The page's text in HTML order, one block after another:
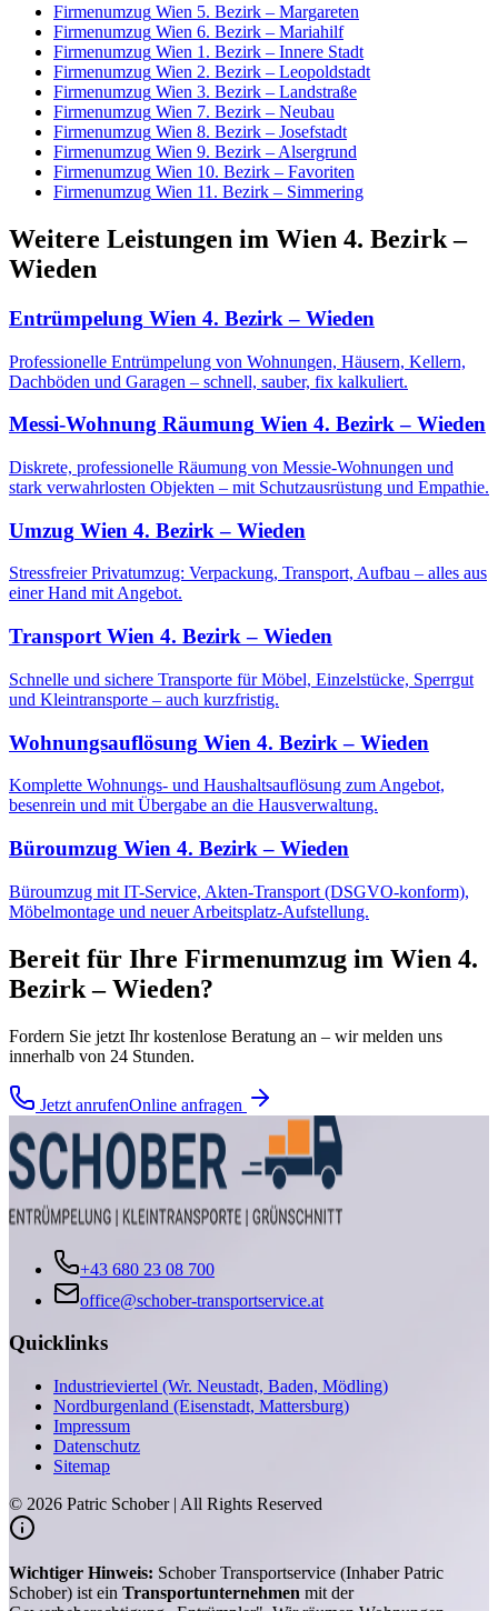
Firmenumzug Wien 5. Bezirk – Margareten
Firmenumzug Wien 6. Bezirk – Mariahilf
Firmenumzug Wien 1. Bezirk – Innere Stadt
Firmenumzug Wien 2. Bezirk – Leopoldstadt
Firmenumzug Wien 3. Bezirk – Landstraße
Firmenumzug Wien 7. Bezirk – Neubau
Firmenumzug Wien 8. Bezirk – Josefstadt
Firmenumzug Wien 9. Bezirk – Alsergrund
Firmenumzug Wien 10. Bezirk – Favoriten
Firmenumzug Wien 11. Bezirk – Simmering
Weitere Leistungen im Wien 4. Bezirk –
Wieden
Entrümpelung Wien 4. Bezirk – Wieden
Professionelle Entrümpelung von Wohnungen, Häusern, Kellern,
Dachböden und Garagen – schnell, sauber, fix kalkuliert.
Messi-Wohnung Räumung Wien 4. Bezirk – Wieden
Diskrete, professionelle Räumung von Messie-Wohnungen und
stark verwahrlosten Objekten – mit Schutzausrüstung und Empathie.
Umzug Wien 4. Bezirk – Wieden
Stressfreier Privatumzug: Verpackung, Transport, Aufbau – alles aus
einer Hand mit Angebot.
Transport Wien 4. Bezirk – Wieden
Schnelle und sichere Transporte für Möbel, Einzelstücke, Sperrgut
und Kleintransporte – auch kurzfristig.
Wohnungsauflösung Wien 4. Bezirk – Wieden
Komplette Wohnungs- und Haushaltsauflösung zum Angebot,
besenrein und mit Übergabe an die Hausverwaltung.
Büroumzug Wien 4. Bezirk – Wieden
Büroumzug mit IT-Service, Akten-Transport (DSGVO-konform),
Möbelmontage und neuer Arbeitsplatz-Aufstellung.
Bereit für Ihre Firmenumzug im Wien 4.
Bezirk – Wieden?
Fordern Sie jetzt Ihr kostenlose Beratung an – wir melden uns
innerhalb von 24 Stunden.
Jetzt anrufenOnline anfragen
+43 680 23 08 700
office@schober-transportservice.at
Quicklinks
Industrieviertel (Wr. Neustadt, Baden, Mödling)
Nordburgenland (Eisenstadt, Mattersburg)
Impressum
Datenschutz
Sitemap
© 2026 Patric Schober | All Rights Reserved
Wichtiger Hinweis: Schober Transportservice (Inhaber Patric
Schober) ist ein Transportunternehmen mit der